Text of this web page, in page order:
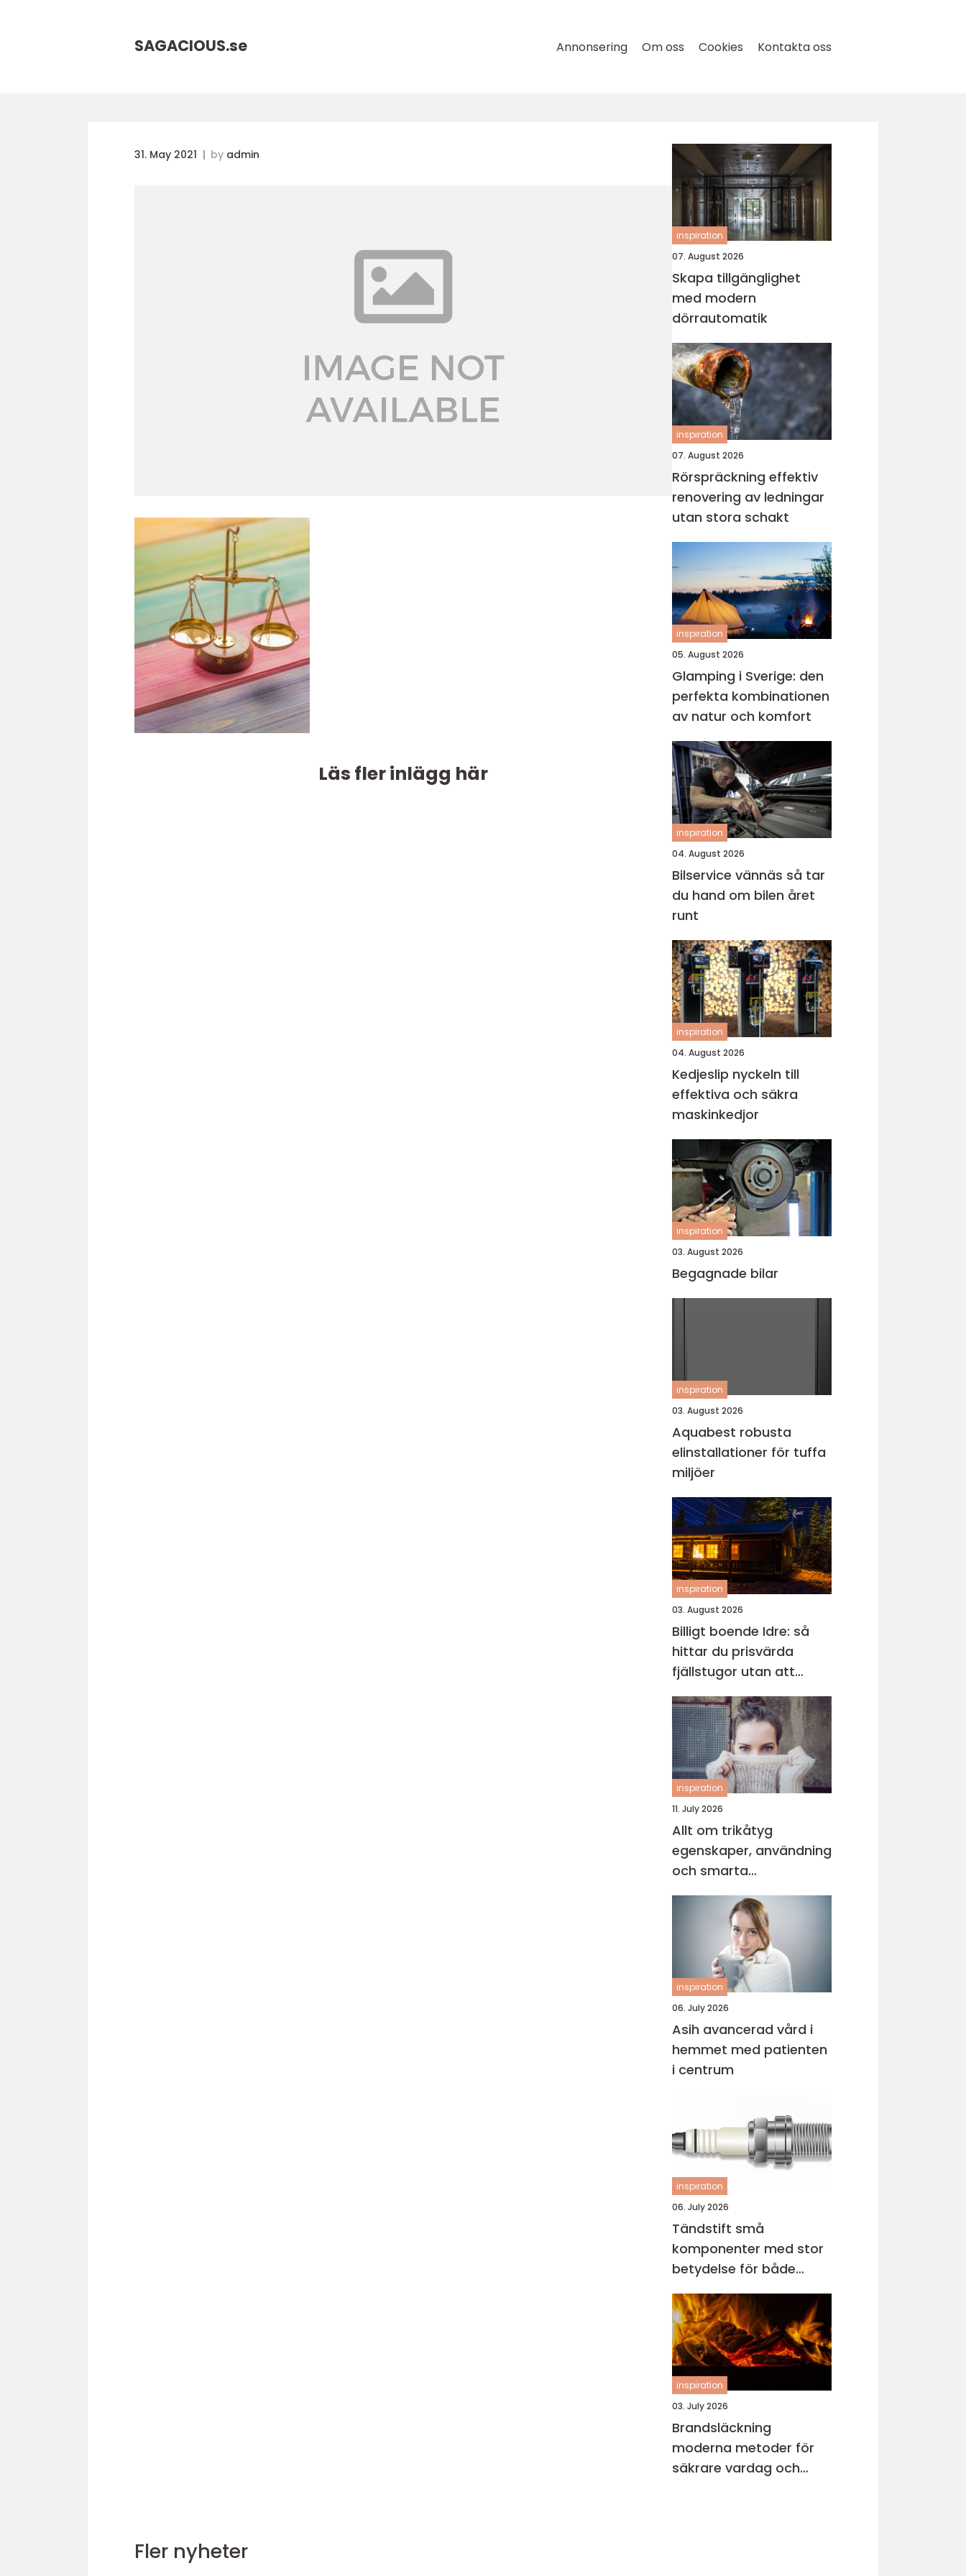
SAGACIOUS.se Annonsering Om oss Cookies Kontakta oss
31. May 2021 by admin
Läs fler inlägg här
inspiration
07. August 2026
Skapa tillgänglighet
med modern
dörrautomatik
inspiration
07. August 2026
Rörspräckning effektiv
renovering av ledningar
utan stora schakt
inspiration
05. August 2026
Glamping i Sverige: den
perfekta kombinationen
av natur och komfort
inspiration
04. August 2026
Bilservice vännäs så tar
du hand om bilen året
runt
inspiration
04. August 2026
Kedjeslip nyckeln till
effektiva och säkra
maskinkedjor
inspiration
03. August 2026
Begagnade bilar
inspiration
03. August 2026
Aquabest robusta
elinstallationer för tuffa
miljöer
inspiration
03. August 2026
Billigt boende Idre: så
hittar du prisvärda
fjällstugor utan att
kompromissa på
upplevelsen
inspiration
11. July 2026
Allt om trikåtyg
egenskaper, användning
och smarta
sömnadstips
inspiration
06. July 2026
Asih avancerad vård i
hemmet med patienten
i centrum
inspiration
06. July 2026
Tändstift små
komponenter med stor
betydelse för både
motor och miljö
inspiration
03. July 2026
Brandsläckning
moderna metoder för
säkrare vardag och
Fler nyheter